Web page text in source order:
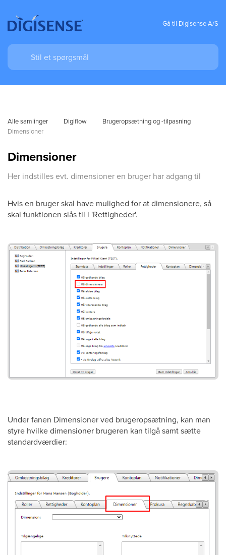
Gå til Digisense A/S
Alle samlinger Digiflow
Brugeropsætning og -tilpasning
Dimensioner
Dimensioner
Her indstilles evt. dimensioner en bruger har adgang til
Hvis en bruger skal have mulighed for at dimensionere, så
skal funktionen slås til i 'Rettigheder'.
Under fanen Dimensioner ved brugeropsætning, kan man
styre hvilke dimensioner brugeren kan tilgå samt sætte
standardværdier: